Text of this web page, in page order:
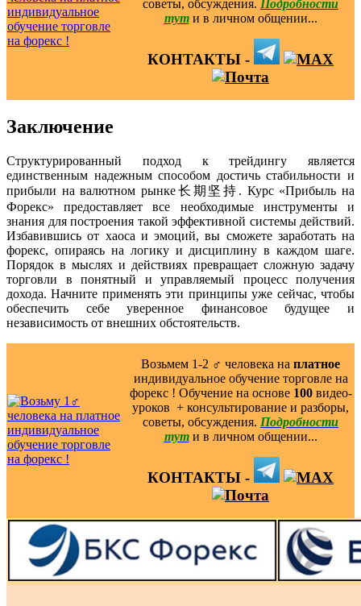
советы, обсуждения. Подробности
тут и в личном общении...
КОНТАКТЫ -
Заключение
Структурированный подход к трейдингу является
единственным надежным способом достичь стабильности и
прибыли на валютном рынке长期坚持. Курс «Прибыль на
Форекс» предоставляет все необходимые инструменты и
знания для построения такой эффективной системы действий.
Избавившись от хаоса и эмоций, вы сможете заработать на
форекс, опираясь на логику и дисциплину в каждом шаге.
Порядок в мыслях и действиях превращает сложную задачу
торговли в понятный и управляемый процесс получения
дохода. Начните применять эти принципы уже сейчас, чтобы
обеспечить себе уверенное финансовое будущее и
независимость от внешних обстоятельств.
Возьмем 1-2 ‍♂️ человека на платное
индивидуальное обучение торговле на
форекс ! Обучение на основе 100видео-
уроков ️ + консультирование и разборы,
советы, обсуждения. Подробности
тут и в личном общении...
КОНТАКТЫ -